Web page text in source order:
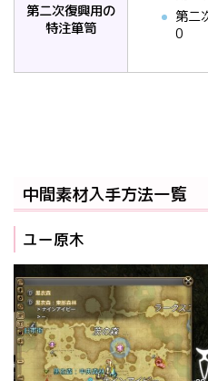
第二次復興用の
特注箪笥
第二
0
中間素材入手方法一覧
ユー原木